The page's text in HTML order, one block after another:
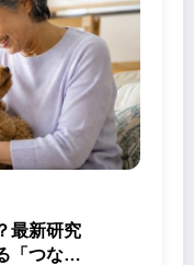
最新研究
「つなが